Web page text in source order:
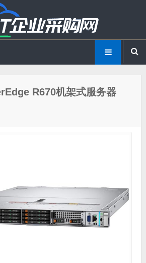
R670机架式服务器